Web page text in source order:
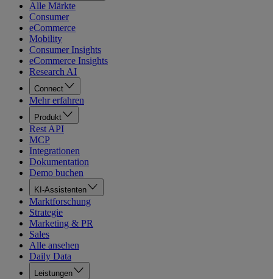
Alle Märkte
Consumer
eCommerce
Mobility
Consumer Insights
eCommerce Insights
Research AI
Connect
Mehr erfahren
Produkt
Rest API
MCP
Integrationen
Dokumentation
Demo buchen
KI-Assistenten
Marktforschung
Strategie
Marketing & PR
Sales
Alle ansehen
Daily Data
Leistungen